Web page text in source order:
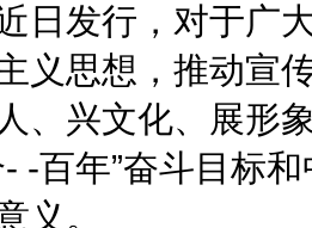
日发行，对于广
义思想，推动宣
、兴文化、展形
- -百年”奋斗目标
义。